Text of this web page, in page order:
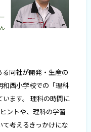
同社が開発・生産の
西小学校での「理科
ます。 理科の時間に
ントや、理科の学習
考えるきっかけにな